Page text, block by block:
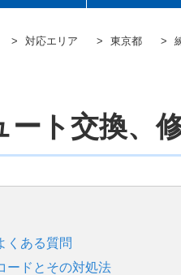
対応エリア 東京都
ート交換、
くある質問
ードとその対処法